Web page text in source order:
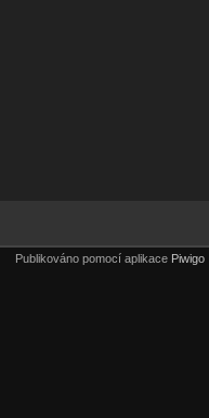
Publikováno pomocí aplikace Piwigo